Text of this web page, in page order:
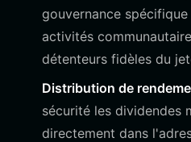
gouvernance
activités
détenteurs fidèles du
Distribution de
sécurité les dividendes
directement dans